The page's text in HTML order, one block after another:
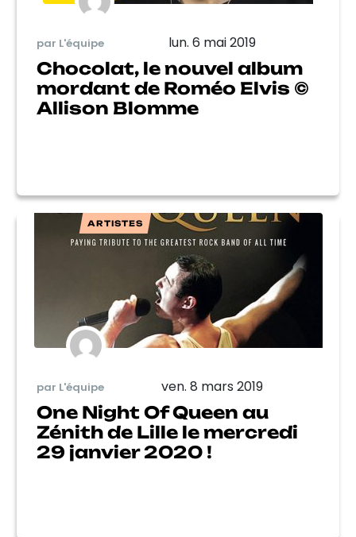
par L'équipe lun. 6 mai 2019
Chocolat, le nouvel album
mordant de Roméo Elvis ©
Allison Blomme
ARTISTES
par L'équipe ven. 8 mars 2019
One Night Of Queen au
Zénith de Lille le mercredi
29 janvier 2020 !